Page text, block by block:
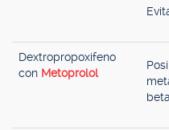
Dextropropoxifeno
con Metoprolol